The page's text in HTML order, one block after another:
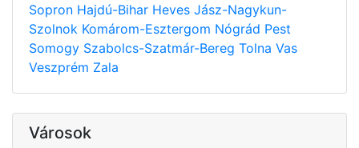
Sopron Hajdú-Bihar Heves Jász-Nagykun-
Szolnok Komárom-Esztergom Nógrád Pest
Somogy Szabolcs-Szatmár-Bereg Tolna Vas
Veszprém Zala
Városok